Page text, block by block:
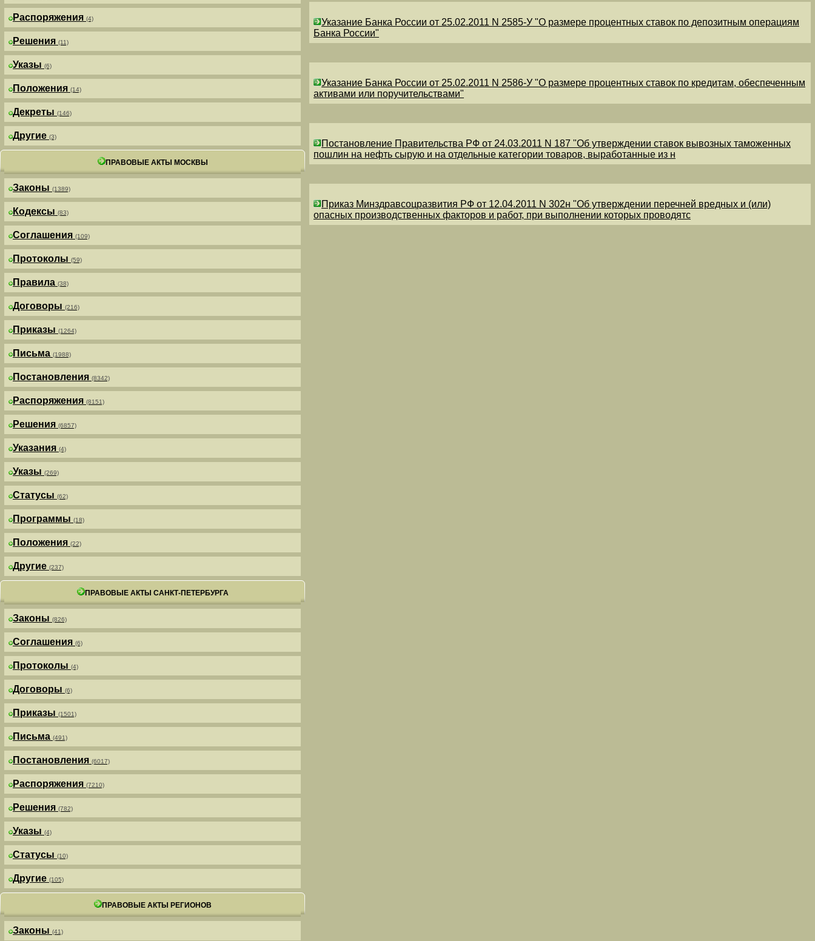
Распоряжения (4)
Решения (11)
Указы (6)
Положения (14)
Декреты (146)
Другие (3)
ПРАВОВЫЕ АКТЫ МОСКВЫ
Законы (1389)
Кодексы (83)
Соглашения (109)
Протоколы (59)
Правила (38)
Договоры (216)
Приказы (1264)
Письма (1988)
Постановления (8342)
Распоряжения (8151)
Решения (6857)
Указания (4)
Указы (269)
Статусы (62)
Программы (18)
Положения (22)
Другие (237)
ПРАВОВЫЕ АКТЫ САНКТ-ПЕТЕРБУРГА
Законы (826)
Соглашения (6)
Протоколы (4)
Договоры (6)
Приказы (1501)
Письма (491)
Постановления (6017)
Распоряжения (7210)
Решения (782)
Указы (4)
Статусы (10)
Другие (105)
ПРАВОВЫЕ АКТЫ РЕГИОНОВ
Законы (41)
Указание Банка России от 25.02.2011 N 2585-У "О размере процентных ставок по депозитным операциям
Банка России"
Указание Банка России от 25.02.2011 N 2586-У "О размере процентных ставок по кредитам, обеспеченным
активами или поручительствами"
Постановление Правительства РФ от 24.03.2011 N 187 "Об утверждении ставок вывозных таможенных
пошлин на нефть сырую и на отдельные категории товаров, выработанные из н
Приказ Минздравсоцразвития РФ от 12.04.2011 N 302н "Об утверждении перечней вредных и (или)
опасных производственных факторов и работ, при выполнении которых проводятс